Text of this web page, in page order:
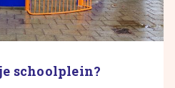
schoolplein?